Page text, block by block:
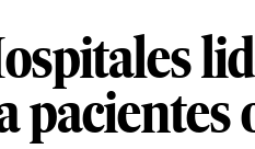
pacientes